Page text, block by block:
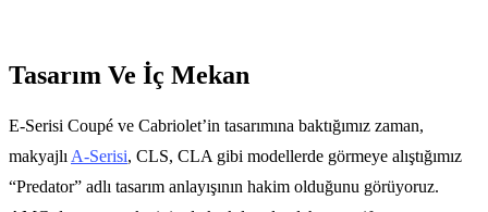
Tasarım Ve İç Mekan
E-Serisi Coupé ve Cabriolet’in tasarımına baktığımız zaman,
makyajlıA-Serisi, CLS, CLA gibi modellerde görmeye alıştığımız
“Predator” adlı tasarım anlayışının hakim olduğunu görüyoruz.